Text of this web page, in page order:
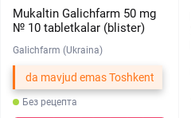
Mukaltin Galichfarm 50 mg
№ 10 tabletkalar (blister)
Galichfarm (Ukraina)
da mavjud emas Toshkent
Без рецепта